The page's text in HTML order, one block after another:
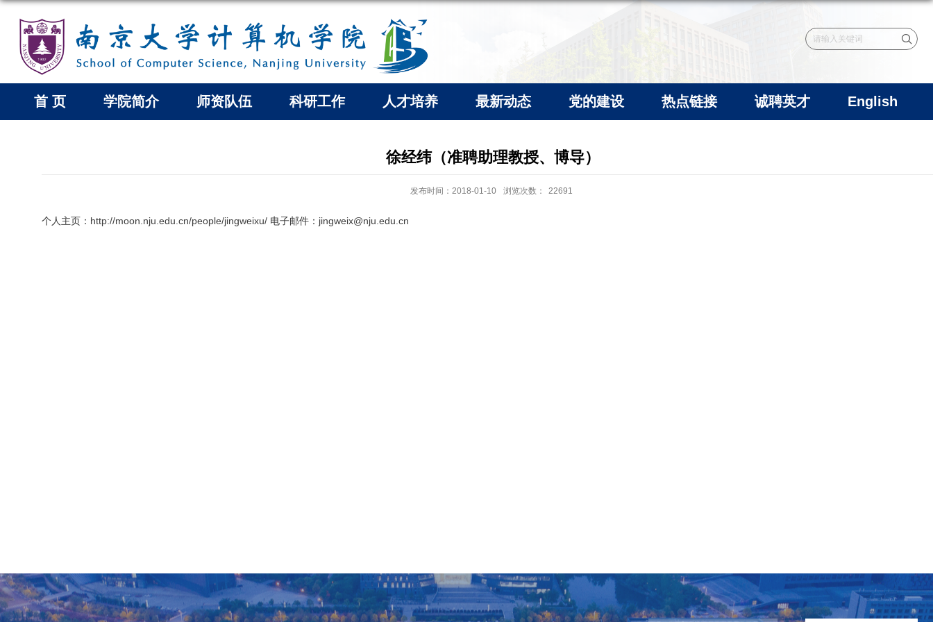
首 页 学院简介 师资队伍 科研工作 人才培养 最新动态 党的建设 热点链接 诚聘英才 English
徐经纬（准聘助理教授、博导）
发布时间：2018-01-10 浏览次数： 22691
个人主页： http://moon.nju.edu.cn/people/jingweixu/ 电子邮件： jingweix@nju.edu.cn